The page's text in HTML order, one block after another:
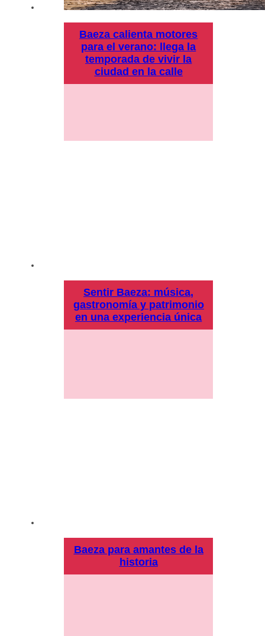
Baeza calienta motores
para el verano: llega la
temporada de vivir la
ciudad en la calle
Sentir Baeza: música,
gastronomía y patrimonio
en una experiencia única
Baeza para amantes de la
historia